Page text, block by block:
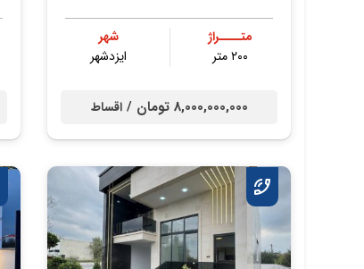
متــــراژ
۲۰۰ متر
شهر
ایزدشهر
8,000,000,000 تومان / اقساط